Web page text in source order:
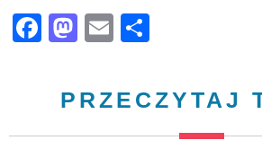
Facebook
Mastodon
Email
PRZECZYTAJ